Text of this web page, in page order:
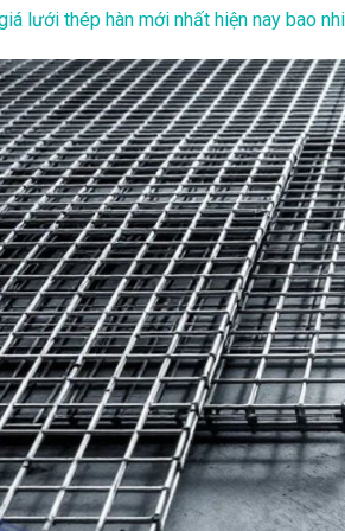
lưới thép hàn mới nhất hiện nay bao